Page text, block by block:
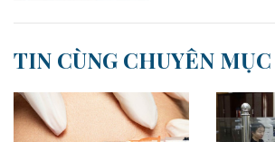
TIN CÙNG CHUYÊN MỤC